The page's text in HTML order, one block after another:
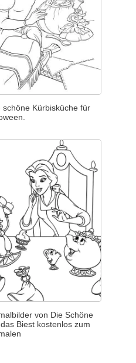
schöne Kürbisküche für
von Die Schöne
Biest kostenlos zum